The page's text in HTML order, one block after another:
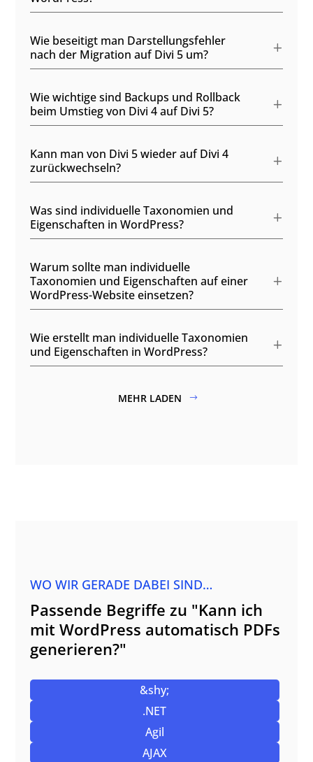
Wie beseitigt man Darstellungsfehler
nach der Migration auf Divi 5 um?
Wie wichtige sind Backups und Rollback
beim Umstieg von Divi 4 auf Divi 5?
Kann man von Divi 5 wieder auf Divi 4
zurückwechseln?
Was sind individuelle Taxonomien und
Eigenschaften in WordPress?
Warum sollte man individuelle
Taxonomien und Eigenschaften auf einer
WordPress-Website einsetzen?
Wie erstellt man individuelle Taxonomien
und Eigenschaften in WordPress?
MEHR LADEN
WO WIR GERADE DABEI SIND…
Passende Begriffe zu "Kann ich
mit WordPress automatisch PDFs
generieren?"
&shy;
.NET
Agil
AJAX